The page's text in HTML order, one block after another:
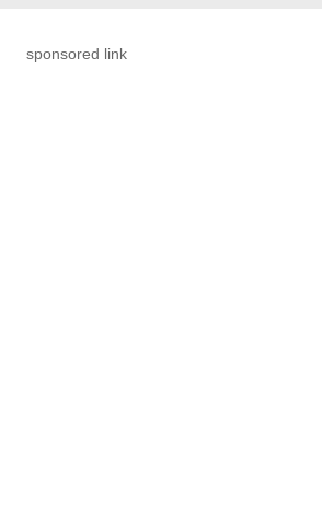
sponsored link